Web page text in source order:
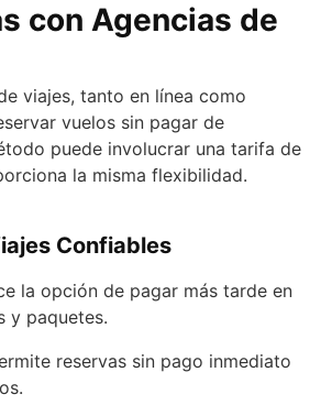
con Agencias de
viajes, tanto en línea como
vuelos sin pagar de
puede involucrar una tarifa de
la misma flexibilidad.
Confiables
la opción de pagar más tarde en
y paquetes.
reservas sin pago inmediato